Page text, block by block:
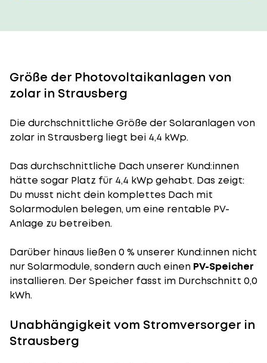
Größe der Photovoltaikanlagen von
zolar in Strausberg
Die durchschnittliche Größe der Solaranlagenvon
zolar in Strausberg liegt bei 4,4 kWp.
Das durchschnittliche Dach unserer Kund:innen
hätte sogar Platz für 4,4 kWp gehabt. Das zeigt:
Du musst nicht dein komplettes Dach mit
Solarmodulen belegen, um eine rentable PV-
Anlage zu betreiben.
Darüber hinaus ließen 0 % unserer Kund:innen nicht
nur Solarmodule, sondern auch einen PV-Speicher
installieren. Der Speicher fasst im Durchschnitt 0,0
kWh.
Unabhängigkeit vom Stromversorger in
Strausberg